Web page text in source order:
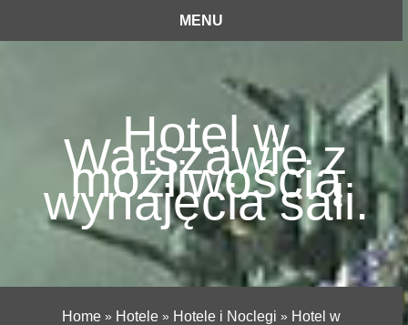
MENU
Hotel w
Warszawie z
możliwością
wynajęcia sali.
Home » Hotele » Hotele i Noclegi » Hotel w